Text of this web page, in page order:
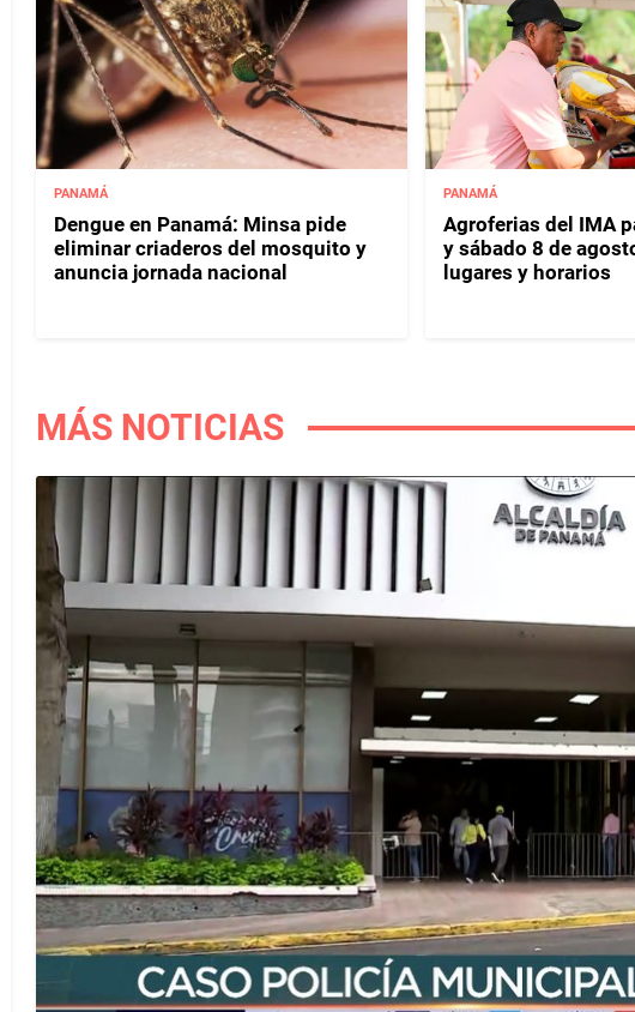
PANAMÁ
Dengue en Panamá: Minsa pide
eliminar criaderos del mosquito y
anuncia jornada nacional
PANAMÁ
Agroferias del IMA
y sábado 8 de
lugares y horarios
MÁS NOTICIAS